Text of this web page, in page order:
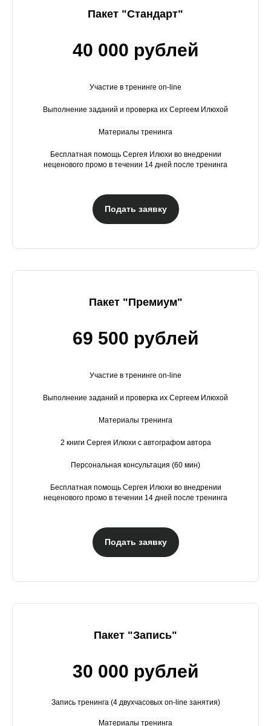
Пакет "Стандарт"
40 000 рублей
Участие в тренинге on-line
Выполнение заданий и проверка их Сергеем Илюхой
Материалы тренинга
Бесплатная помощь Сергея Илюхи во внедрении
неценового промо в течении 14 дней после тренинга
Подать заявку
Пакет "Премиум"
69 500 рублей
Участие в тренинге on-line
Выполнение заданий и проверка их Сергеем Илюхой
Материалы тренинга
2 книги Сергея Илюхи с автографом автора
Персональная консультация (60 мин)
Бесплатная помощь Сергея Илюхи во внедрении
неценового промо в течении 14 дней после тренинга
Подать заявку
Пакет "Запись"
30 000 рублей
Запись тренинга (4 двухчасовых on-line занятия)
Материалы тренинга